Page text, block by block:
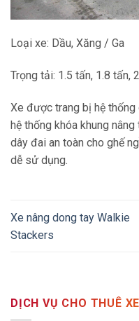
Loại xe: Dầu, Xăng / Ga
Trọng tải: 1.5 tấn, 1.8 tấn,
Xe được trang bị hệ
hệ thống khóa khung
dây đai an toàn cho ghế
dễ sử dụng.
Xe nâng dong tay Walkie
Stackers
DỊCH VỤ CHO THUÊ